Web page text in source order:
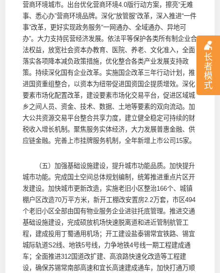
长
者
模
式
营商环境城市。出台优化营商环境4.0版行动方案，擦亮“无难
事、悉心办”营商环境品牌。深化“放管服”改革，深入推进“一件
事”改革，更好实现政务服务“一网通办、全域通办、异地可
办”。大力支持民营经济发展。依法平等保护各类所有制企业合
法权益，放宽社会资本办教育、医院、养老、文化准入，全面
落实各项降本减负政策措施，优化整合各类产业发展支持政
策。持续深化国有企业改革。实施国企改革三年行动计划，推
进国资重组整合，以资本为纽带促进国资国企提质增效。深化
要素市场化配置改革，建设要素市场化交易平台，促进区域城
乡之间人员、资金、技术、数据、土地等要素的双向流动。加
大公共资源交易平台整合共享力度，建立健全稳定可持续的财
税收入增长机制。聚焦服务实体经济，大力发展普惠金融、供
应链金融。完善上市挂牌服务机制，全年新增上市公司15家。
（五）加强基础设施建设，提升城市功能品质。加快提升
城市功能。完成国土空间总体规划编制，统筹推进重点片区开
发建设。加快城市更新改造，实施老旧小区整治166个、城镇
棚户区改造70万平方米，新开工棚改安置房2.2万套，市区494
个老旧小区全部由国有物业服务企业进驻托底管理。推进交通
基础设施建设，完成硕放机场快速脱离道和进近管制航管工
程，建成投用丁蜀通用机场；开工建设盐泰锡常宜铁路、锡宜
城际轨道S2线、地铁5号线，力争地铁4号线一期工程建成通
车；全面推进312国道改扩建、高浪路快速化改造等工程建
设，确保苏锡常南部高速和宜长高速建成通车，加快打通万顺